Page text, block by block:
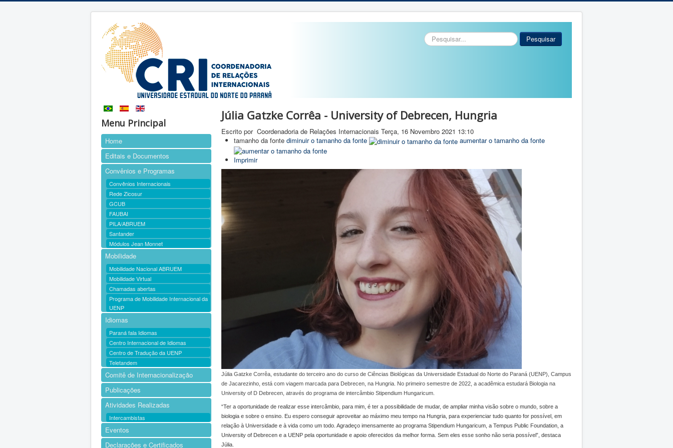
Pesquisar... Pesquisar
Menu Principal
Home
Editais e Documentos
Convênios e Programas
Convênios Internacionais
Rede Zicosur
GCUB
FAUBAI
PILA/ABRUEM
Santander
Módulos Jean Monnet
Mobilidade
Mobilidade Nacional ABRUEM
Mobilidade Virtual
Chamadas abertas
Programa de Mobilidade Internacional da
UENP
Idiomas
Paraná fala Idiomas
Centro Internacional de Idiomas
Centro de Tradução da UENP
Teletandem
Comitê de Internacionalização
Publicações
Atividades Realizadas
Intercambistas
Eventos
Declarações e Certificados
Júlia Gatzke Corrêa - University of Debrecen, Hungria
Escrito por Coordenadoria de Relações Internacionais Terça, 16 Novembro 2021 13:10
tamanho da fonte diminuir o tamanho da fonte aumentar o tamanho da fonte
Imprimir
Júlia Gatzke Corrêa, estudante do terceiro ano do curso de Ciências Biológicas da Universidade Estadual do Norte do Paraná (UENP), Campus
de Jacarezinho, está com viagem marcada para Debrecen, na Hungria. No primeiro semestre de 2022, a acadêmica estudará Biologia na
University of D Debrecen, através do programa de intercâmbio Stipendium Hungaricum.
“Ter a oportunidade de realizar esse intercâmbio, para mim, é ter a possibilidade de mudar, de ampliar minha visão sobre o mundo, sobre a
biologia e sobre o ensino. Eu espero conseguir aproveitar ao máximo meu tempo na Hungria, para experienciar tudo quanto for possível, em
relação à Universidade e à vida como um todo. Agradeço imensamente ao programa Stipendium Hungaricum, a Tempus Public Foundation, a
University of Debrecen e a UENP pela oportunidade e apoio oferecidos da melhor forma. Sem eles esse sonho não seria possível”, destaca
Júlia.